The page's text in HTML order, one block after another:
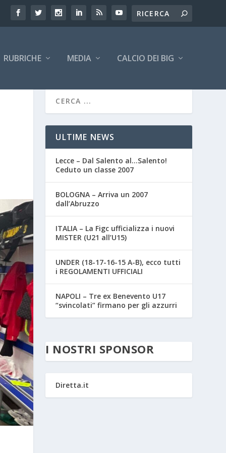
RUBRICHE MEDIA CALCIO DEI BIG
ULTIME NEWS
Lecce – Dal Salento al…Salento!
Ceduto un classe 2007
BOLOGNA – Arriva un 2007
dall’Abruzzo
ITALIA – La Figc ufficializza i nuovi
MISTER (U21 all’U15)
UNDER (18-17-16-15 A-B), ecco tutti
i REGOLAMENTI UFFICIALI
NAPOLI – Tre ex Benevento U17
“svincolati” firmano per gli azzurri
I NOSTRI SPONSOR
Diretta.it